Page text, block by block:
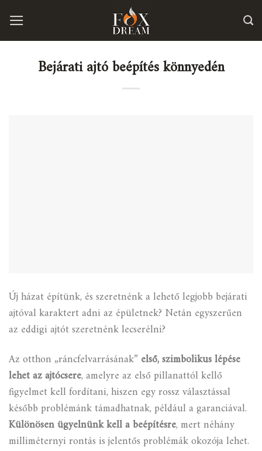
content
Bejárati ajtó beépítés könnyedén
Új házat építünk, és szeretnénk a lehető legjobb bejárati
ajtóval karaktert adni az épületnek? Netán egyszerűen
az eddigi ajtót szeretnénk lecserélni?
Az otthon „ráncfelvarrásának” első, szimbolikus lépése
lehet az ajtócsere, amelyre az első pillanattól kellő
figyelmet kell fordítani, hiszen egy rossz választással
később problémánk támadhatnak, például a garanciával.
Különösen ügyelnünk kell a beépítésre, mert néhány
milliméternyi rontás is jelentős problémák okozója lehet.